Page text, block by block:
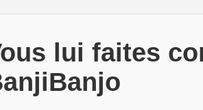
lui faites